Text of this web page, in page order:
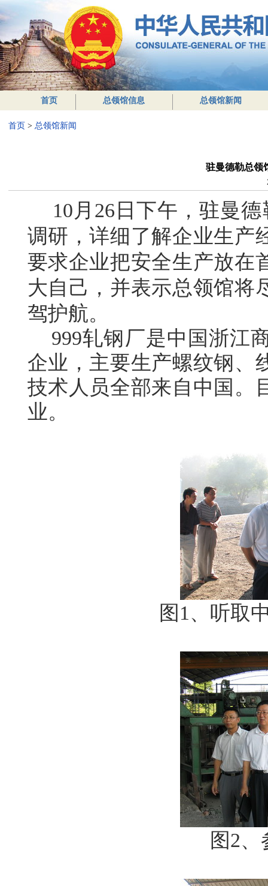
首页 总领馆信息 总领馆新闻
首页 > 总领馆新闻
驻曼德勒总领
10月26日下午，驻曼
调研，详细了解企业生产
要求企业把安全生产放在
大自己，并表示总领馆将
驾护航。
999轧钢厂是中国浙江
企业，主要生产螺纹钢、
技术人员全部来自中国。
业。
图1、听取
图2